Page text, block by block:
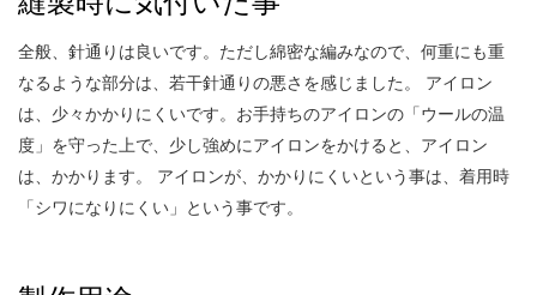
全般、針通りは良いです。ただし綿密な編みなので、何重にも重
なるような部分は、若干針通りの悪さを感じました。 アイロン
は、少々かかりにくいです。お手持ちのアイロンの「ウールの温
度」を守った上で、少し強めにアイロンをかけると、アイロン
は、かかります。 アイロンが、かかりにくいという事は、着用時
「シワになりにくい」という事です。